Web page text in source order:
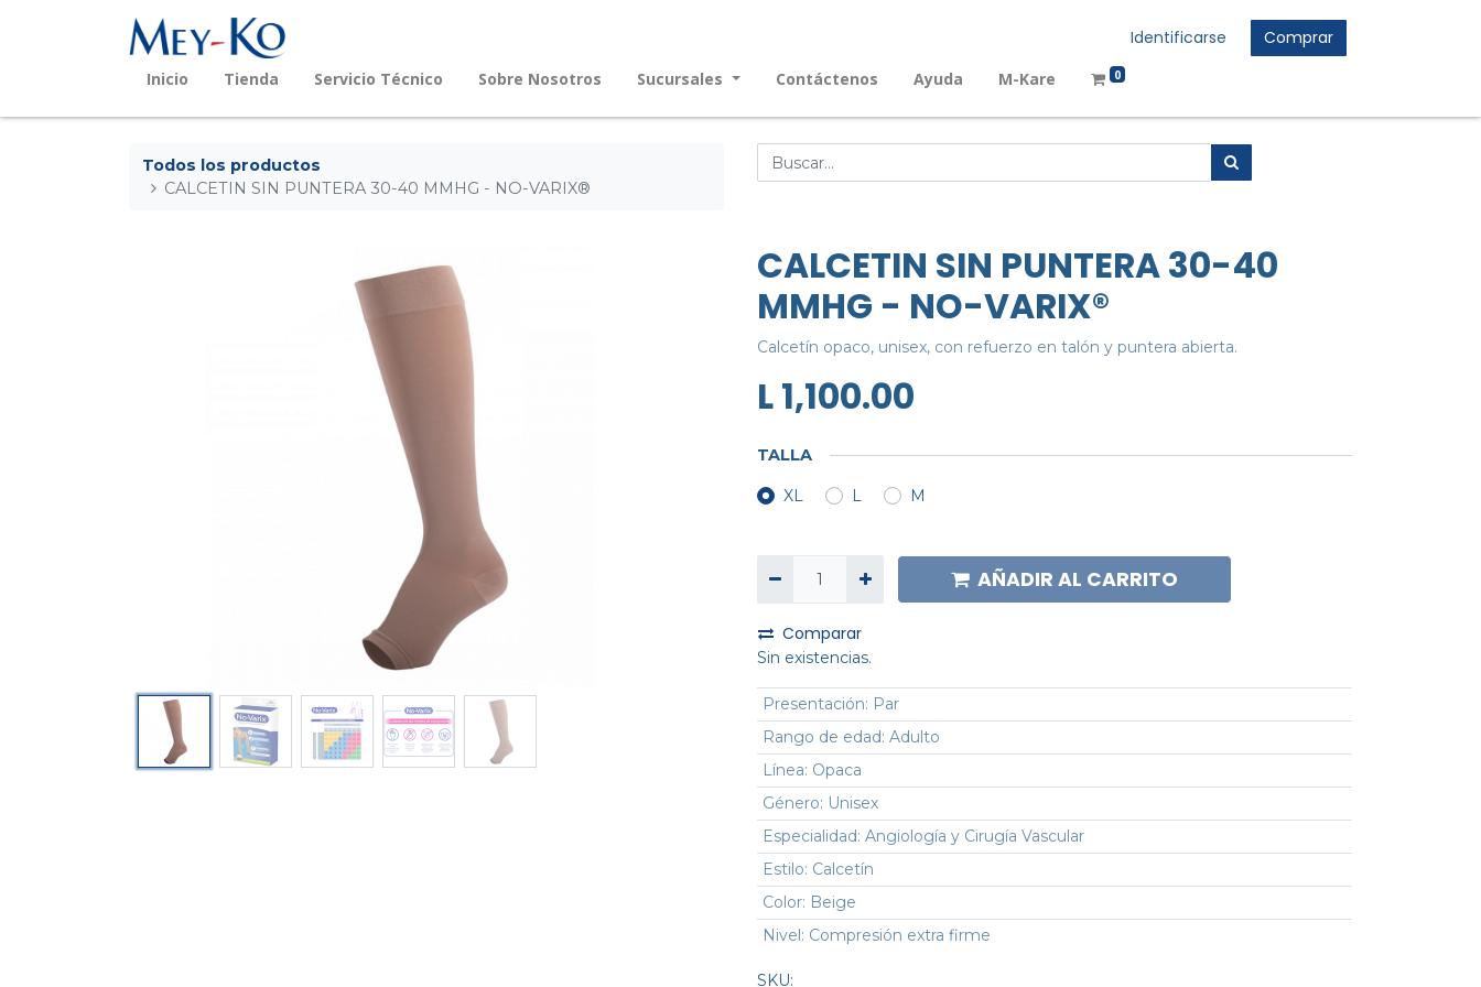
Identificarse Comprar
Inicio Tienda Servicio Técnico Sobre Nosotros Sucursales Contáctenos Ayuda M-Kare 0
Todos los productos
CALCETIN SIN PUNTERA 30-40 MMHG - NO-VARIX®
CALCETIN SIN PUNTERA 30-40
MMHG - NO-VARIX®
Calcetín opaco, unisex, con refuerzo en talón y puntera abierta.
L1,100.00
TALLA
XL L M
AÑADIR AL CARRITO
Comparar
Sin existencias.
Presentación: Par
Rango de edad: Adulto
Línea: Opaca
Género: Unisex
Especialidad: Angiología y Cirugía Vascular
Estilo: Calcetín
Color: Beige
Nivel: Compresión extra firme
SKU: